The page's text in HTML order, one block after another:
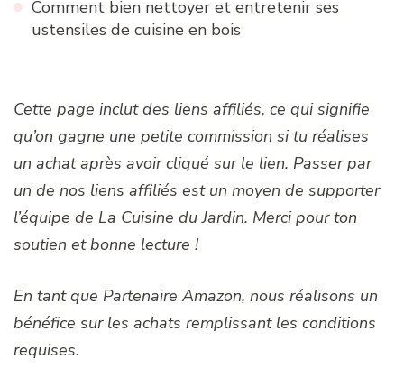
Comment bien nettoyer et entretenir ses
ustensiles de cuisine en bois
Cette page inclut des liens affiliés, ce qui signifie
qu’on gagne une petite commission si tu réalises
un achat après avoir cliqué sur le lien. Passer par
un de nos liens affiliés est un moyen de supporter
l’équipe de La Cuisine du Jardin. Merci pour ton
soutien et bonne lecture !
En tant que Partenaire Amazon, nous réalisons un
bénéfice sur les achats remplissant les conditions
requises.